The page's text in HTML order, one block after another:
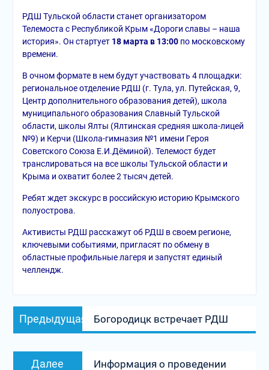
РДШ Тульской области станет организатором
Телемоста с Республикой Крым «Дороги славы – наша
история». Он стартует 18 марта в 13:00по московскому
времени.
В очном формате в нем будут участвовать 4 площадки:
региональное отделение РДШ (г. Тула, ул. Путейская, 9,
Центр дополнительного образования детей), школа
муниципального образования Славный Тульской
области, школы Ялты (Ялтинская средняя школа-лицей
№9) и Керчи (Школа-гимназия №1 имени Героя
Советского Союза Е.И.Дёминой). Телемост будет
транслироваться на все школы Тульской области и
Крыма и охватит более 2 тысяч детей.
Ребят ждет экскурс в российскую историю Крымского
полуострова.
Активисты РДШ расскажут об РДШ в своем регионе,
ключевыми событиями, пригласят по обмену в
областные профильные лагеря и запустят единый
челлендж.
Навигация
по
Предыдущая
запись:
Богородицк встречает РДШ
Далее
Следующая
Информация о проведении